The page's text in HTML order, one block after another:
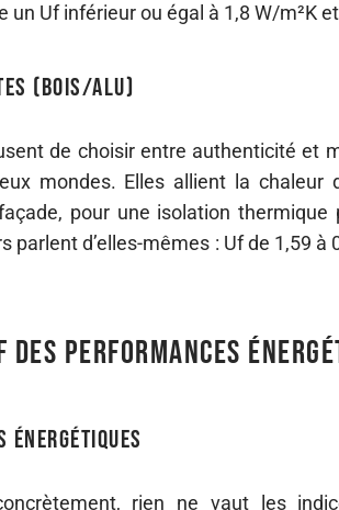
un Uf inférieur ou égal à 1,8 W/m²K
(bois/alu)
de choisir entre authenticité et
mondes. Elles allient la chaleur
pour une isolation
parlent d’elles-mêmes : Uf de 1,59
des performances
énergétiques
rien ne vaut les